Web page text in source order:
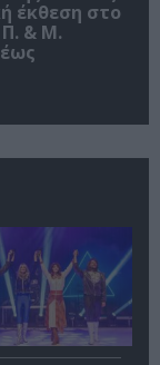
έκθεση στο
& Μ.